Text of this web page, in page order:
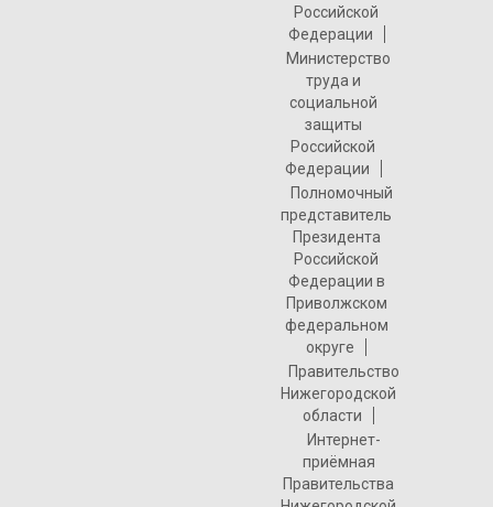
Российской
Федерации
Министерство
труда и
социальной
защиты
Российской
Федерации
Полномочный
представитель
Президента
Российской
Федерации в
Приволжском
федеральном
округе
Правительство
Нижегородской
области
Интернет-
приёмная
Правительства